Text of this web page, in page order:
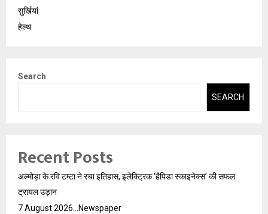
सुर्खियां
हेल्थ
Search
SEARCH
Recent Posts
अल्मोड़ा के रवि टम्टा ने रचा इतिहास, इलेक्ट्रिक ‘हैपिडा स्काइनेक्स’ की सफल
ट्रायल उड़ान
7 August 2026…Newspaper